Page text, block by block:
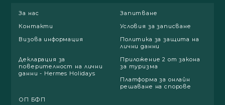
За нас
Запитване
Контакти
Условия за записване
Визова информация
Политика за защита на
лични данни
Декларация за
поверителност на лични
данни - Hermes Holidays
Приложение 2 от закона
за туризма
Платформа за онлайн
решаване на спорове
ОП БФП